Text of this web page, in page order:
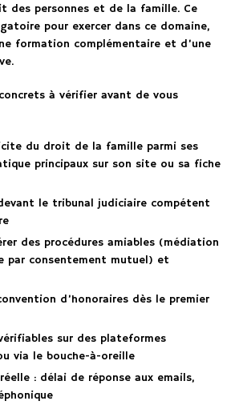
des personnes et de la famille. Ce
pour exercer dans ce domaine,
formation complémentaire et d’une
à vérifier avant de vous
du droit de la famille parmi ses
principaux sur son site ou sa fiche
le tribunal judiciaire compétent
des procédures amiables (médiation
par consentement mutuel) et
d’honoraires dès le premier
sur des plateformes
via le bouche-à-oreille
: délai de réponse aux emails,